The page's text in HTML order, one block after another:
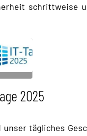
schrittweise
2025
tägliches